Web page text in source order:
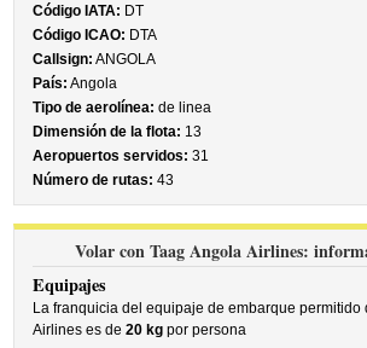
Código IATA: DT
Código ICAO: DTA
Callsign: ANGOLA
País: Angola
Tipo de aerolínea: de linea
Dimensión de la flota: 13
Aeropuertos servidos: 31
Número de rutas: 43
Volar con Taag Angola Airlines:
Equipajes
La franquicia del equipaje de embarque permitido
Airlines es de20 kg por persona